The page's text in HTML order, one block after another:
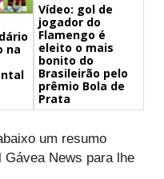
na
Vídeo: gol de
jogador do
Flamengo é
eleito o mais
bonito do
Brasileirão pelo
prêmio Bola de
Prata
um resumo
Gávea News para lhe